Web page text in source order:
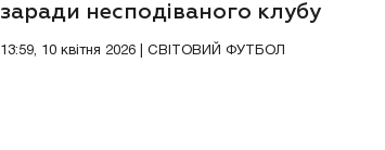
заради несподіваного клубу
13:59, 10 квітня 2026 | СВІТОВИЙ ФУТБОЛ